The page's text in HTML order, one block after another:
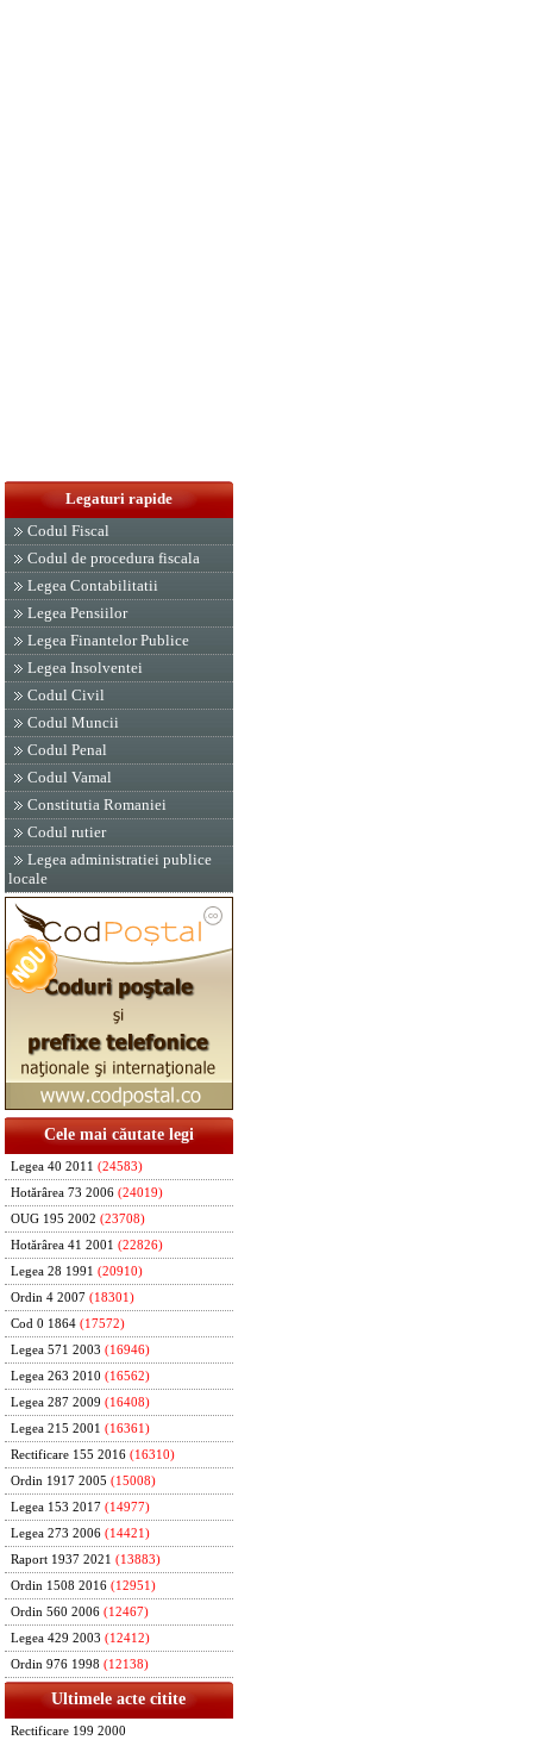
Legaturi rapide
Codul Fiscal
Codul de procedura fiscala
Legea Contabilitatii
Legea Pensiilor
Legea Finantelor Publice
Legea Insolventei
Codul Civil
Codul Muncii
Codul Penal
Codul Vamal
Constitutia Romaniei
Codul rutier
Legea administratiei publice
locale
Cele mai căutate legi
Legea 40 2011 (24583)
Hotărârea 73 2006 (24019)
OUG 195 2002 (23708)
Hotărârea 41 2001 (22826)
Legea 28 1991 (20910)
Ordin 4 2007 (18301)
Cod 0 1864 (17572)
Legea 571 2003 (16946)
Legea 263 2010 (16562)
Legea 287 2009 (16408)
Legea 215 2001 (16361)
Rectificare 155 2016 (16310)
Ordin 1917 2005 (15008)
Legea 153 2017 (14977)
Legea 273 2006 (14421)
Raport 1937 2021 (13883)
Ordin 1508 2016 (12951)
Ordin 560 2006 (12467)
Legea 429 2003 (12412)
Ordin 976 1998 (12138)
Ultimele acte citite
Rectificare 199 2000